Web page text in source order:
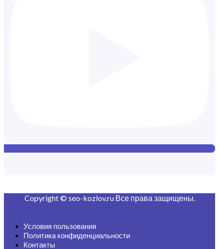
Copyright © seo-kozlov.ru Все права защищены.
Условия пользования
Политика конфиденциальности
Контакты